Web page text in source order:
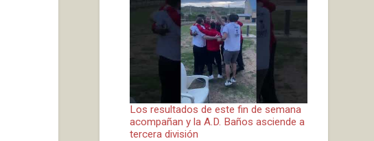
Los resultados de este fin de semana
acompañan y la A.D. Baños asciende a
tercera división